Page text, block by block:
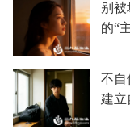
别
的“
不自
建立